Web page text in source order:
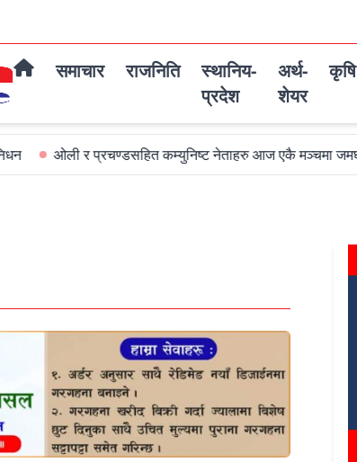
समाचार राजनिति
स्थानिय-
प्रदेश
अर्थ-
शेयर
कृषि
ओली र प्रचण्डसहित कम्युनिष्ट नेताहरु आज एकै मञ्चमा जमघट हुदै